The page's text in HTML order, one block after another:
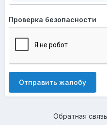
Проверка безопасности
Отправить жалобу
Обратная связь